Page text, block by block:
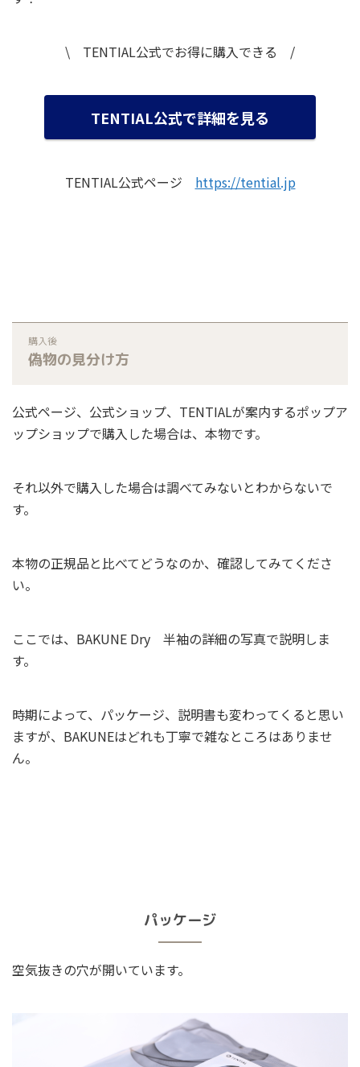
\ TENTIAL公式でお得に購入できる /
TENTIAL公式で詳細を見る
TENTIAL公式ページ https://tential.jp
購入後
偽物の見分け方
公式ページ、公式ショップ、TENTIALが案内するポップア
ップショップで購入した場合は、本物です。
それ以外で購入した場合は調べてみないとわからないで
す。
本物の正規品と比べてどうなのか、確認してみてくださ
い。
ここでは、BAKUNE Dry 半袖の詳細の写真で説明しま
す。
時期によって、パッケージ、説明書も変わってくると思い
ますが、BAKUNEはどれも丁寧で雑なところはありませ
ん。
パッケージ
空気抜きの穴が開いています。